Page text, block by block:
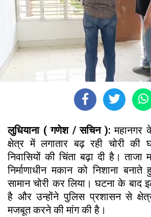
लुधियाना ( गणेश / सचिन ): महानगर
क्षेत्र में लगातार बढ़ रही चोरी की
निवासियों की चिंता बढ़ा दी है।
निर्माणाधीन मकान को निशाना
सामान चोरी कर लिया। घटना के बाद
है और उन्होंने पुलिस प्रशासन से
मजबूत करने की मांग की है।